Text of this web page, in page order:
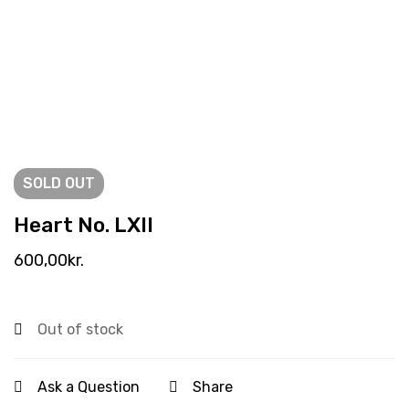
SOLD OUT
Heart No. LXII
600,00kr.
Out of stock
Ask a Question Share